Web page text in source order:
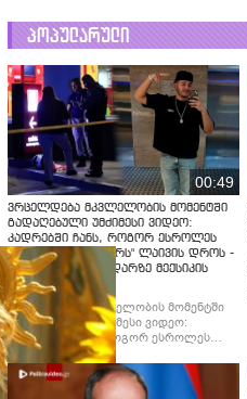
პოპულარული
00:49
ვრცელდება მკვლელობის მომენტში
გადაღებული უმძიმესი ვიდეო:
კადრებში ჩანს, როგორ ესროლეს
ცნობილ "ტიკტოკერს" ლაივის დროს -
რას ამბობს მომხდარზე მექსიკის
პოლიცია
ვრცელდება მკვლელობის მომენტში
გადაღებული უმძიმესი ვიდეო:
კადრებში ჩანს, როგორ ესროლეს
ცნობილ "ტიკტოკერს" ლაივის დროს -
რას ამბობს მომხდარზე მექსიკის
პოლიცია